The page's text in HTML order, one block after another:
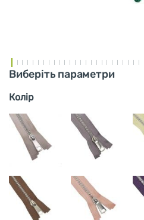
Виберіть параметри
Колір